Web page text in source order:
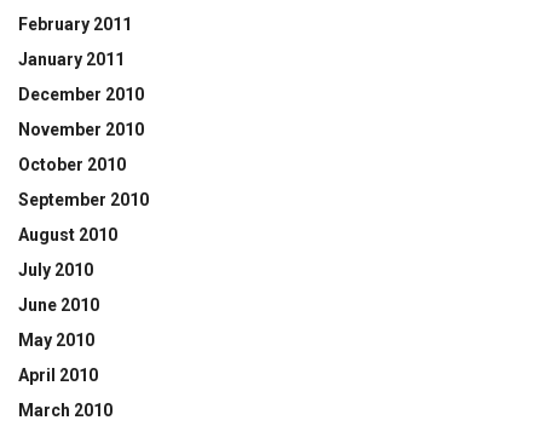
February 2011
January 2011
December 2010
November 2010
October 2010
September 2010
August 2010
July 2010
June 2010
May 2010
April 2010
March 2010